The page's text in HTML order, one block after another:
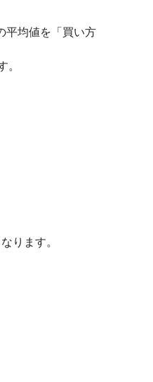
平均値を「買い方
。
ります。